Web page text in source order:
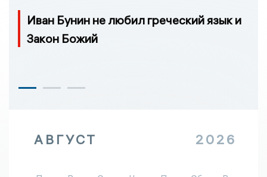
Иван Бунин не любил греческий язык и
Закон Божий
АВГУСТ 2026